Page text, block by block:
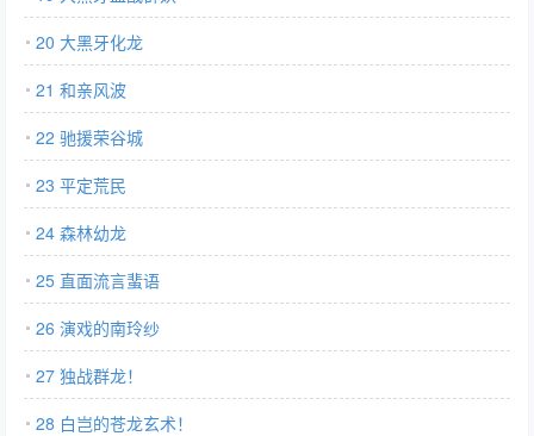
20 大黑牙化龙
21 和亲风波
22 驰援荣谷城
23 平定荒民
24 森林幼龙
25 直面流言蜚语
26 演戏的南玲纱
27 独战群龙！
28 白岂的苍龙玄术！